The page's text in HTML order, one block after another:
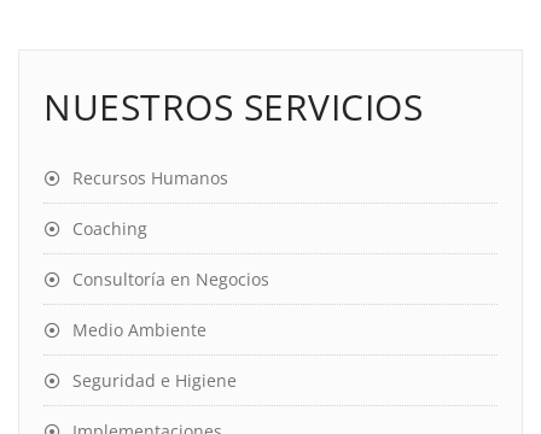
NUESTROS SERVICIOS
Recursos Humanos
Coaching
Consultoría en Negocios
Medio Ambiente
Seguridad e Higiene